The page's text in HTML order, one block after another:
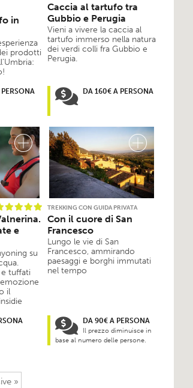
in
prodotti
Caccia al tartufo tra
Gubbio e Perugia
Vieni a vivere la caccia al
tartufo immerso nella natura
dei verdi colli fra Gubbio e
Perugia.
DA 160€ A PERSONA
e
su
tuffati
il
TREKKING CON GUIDA PRIVATA
Con il cuore di San
Francesco
Lungo le vie di San
Francesco, ammirando
paesaggi e borghi immutati
nel tempo
DA 90€ A PERSONA
Il prezzo diminuisce in
base al numero delle persone.
»